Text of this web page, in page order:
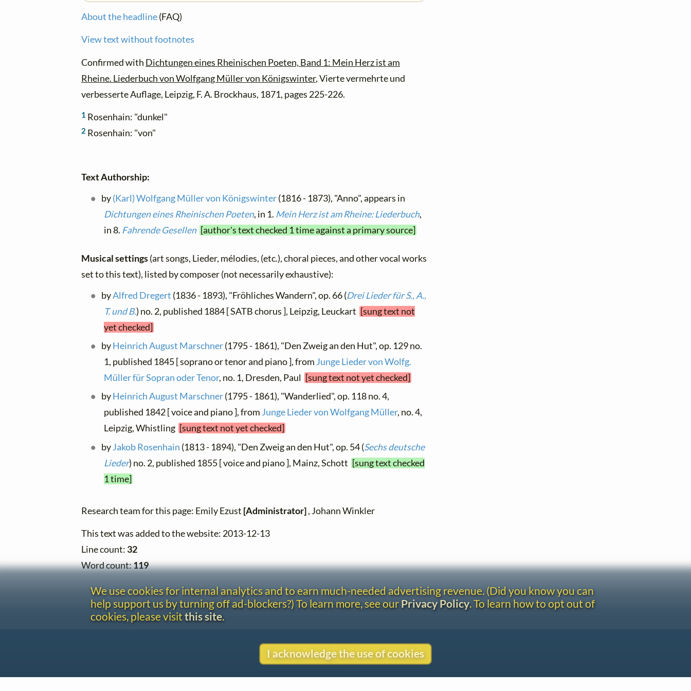
About the headline(FAQ)
View text without footnotes
Confirmed with Dichtungen eines Rheinischen Poeten, Band 1: Mein Herz ist am
Rheine. Liederbuch von Wolfgang Müller von Königswinter, Vierte vermehrte und
verbesserte Auflage, Leipzig, F. A. Brockhaus, 1871, pages 225-226.
1 Rosenhain: "dunkel"
2 Rosenhain: "von"
Text Authorship:
by(Karl) Wolfgang Müller von Königswinter(1816 - 1873), "Anno", appears in
Dichtungen eines Rheinischen Poeten, in 1. Mein Herz ist am Rheine: Liederbuch,
in 8. Fahrende Gesellen [author's text checked 1 time against a primary source]
Musical settings(art songs, Lieder, mélodies, (etc.), choral pieces, and other vocal works
set to this text), listed by composer (not necessarily exhaustive):
byAlfred Dregert (1836 - 1893), "Fröhliches Wandern", op. 66 (Drei Lieder für S., A.,
T. und B.) no. 2, published 1884 [ SATB chorus ], Leipzig, Leuckart [sung text not
yet checked]
byHeinrich August Marschner(1795 - 1861), "Den Zweig an den Hut", op. 129 no.
1, published 1845 [ soprano or tenor and piano ], from Junge Lieder von Wolfg.
Müller für Sopran oder Tenor, no. 1, Dresden, Paul [sung text not yet checked]
byHeinrich August Marschner(1795 - 1861), "Wanderlied", op. 118 no. 4,
published 1842 [ voice and piano ], fromJunge Lieder von Wolfgang Müller, no. 4,
Leipzig, Whistling [sung text not yet checked]
byJakob Rosenhain (1813 - 1894), "Den Zweig an den Hut", op. 54 (Sechs deutsche
Lieder) no. 2, published 1855 [ voice and piano ], Mainz, Schott [sung text checked
1 time]
Research team for this page: Emily Ezust [Administrator], Johann Winkler
This text was added to the website: 2013-12-13
Line count: 32
Word count:119
We use cookies for internal analytics and to earn much-needed advertising revenue. (Did you know you can
help support us by turning off ad-blockers?) To learn more, see ourPrivacy Policy. To learn how to opt out of
cookies, please visit this site.
I acknowledge the use of cookies
Contact
Copyright
Privacy